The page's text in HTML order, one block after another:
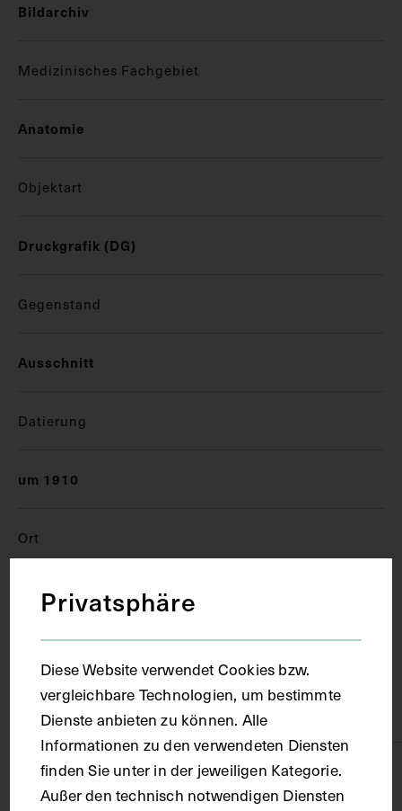
Bildarchiv
Medizinisches Fachgebiet
Anatomie
Objektart
Druckgrafik (DG)
Gegenstand
Ausschnitt
Datierung
um 1910
Ort
Kopenhagen
Karton
Technik
Privatsphäre
Diese Website verwendet Cookies bzw.
vergleichbare Technologien, um bestimmte
Dienste anbieten zu können. Alle
Informationen zu den verwendeten Diensten
finden Sie unter in der jeweiligen Kategorie.
Außer den technisch notwendigen Diensten